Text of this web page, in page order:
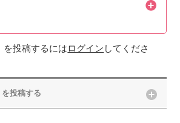
を投稿するにはログイン してくださ
投稿する